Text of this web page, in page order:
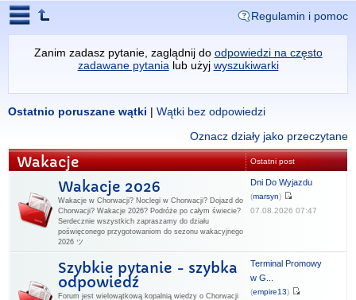
Regulamin i pomoc
Zanim zadasz pytanie, zaglądnij do odpowiedzi na często
zadawane pytania lub użyj wyszukiwarki
Ostatnio poruszane wątki | Wątki bez odpowiedzi
Oznacz działy jako przeczytane
Wakacje Ostatni post
Wakacje 2026
Wakacje w Chorwacji? Noclegi w Chorwacji? Dojazd do
Chorwacji? Wakacje 2026? Podróże po całym świecie?
Serdecznie wszystkich zapraszamy do działu
poświęconego przygotowaniom do sezonu wakacyjnego
2026 ツ
Dni Do Wyjazdu
(marsyn)
07.08.2026 07:47
Szybkie pytanie - szybka
odpowiedź
Forum jest wielowątkową kopalnią wiedzy o Chorwacji
Terminal Promowy
w G...
(empire13)